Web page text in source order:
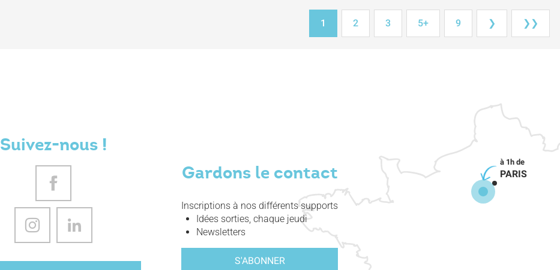
1 2 3 5+ 9 ❯ ❯❯
Suivez-nous !
Gardons le contact
Inscriptions à nos différents supports
Idées sorties, chaque jeudi
Newsletters
S'ABONNER
PARIS